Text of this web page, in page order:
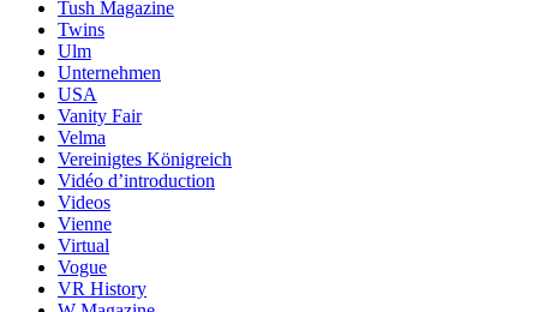
Tush Magazine
Twins
Ulm
Unternehmen
USA
Vanity Fair
Velma
Vereinigtes Königreich
Vidéo d’introduction
Videos
Vienne
Virtual
Vogue
VR History